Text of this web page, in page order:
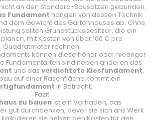
an den Standard-Bausätzen gebunden.
Fundament hängen von dessen Technik
dem Gewicht des Gartenhauses ab. Ohne
sollten Grundstücksbesitzer, die ein
mit Kosten von über 100 € pro
Quadratmeter rechnen.
können diese höher oder niedriger
Fundamentarten sind neben anderen das
und das verdichtete Kiesfundament.
auf einer Rasenfläche kommt ein
in Betracht.
Fazit
zu bauenist ein Vorhaben, das
gut durchdenken, bevor sie sich ans Werk
sie neben den Kosten für den